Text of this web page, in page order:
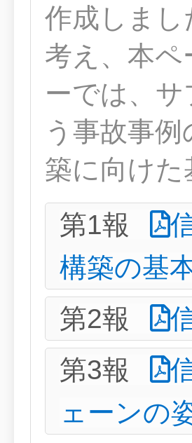
作成しま
考え、本
ーでは、
う事故事
築に向け
第1報
構築の基
第2報
第3報
ェーンの